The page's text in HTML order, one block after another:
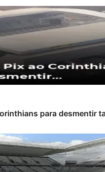
para desmentir